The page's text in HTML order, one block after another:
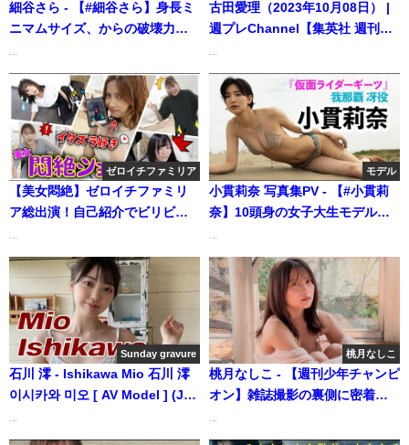
細谷さら - 【#細谷さら】身長ミ
ニマムサイズ、からの破壊力。
存在感。』好評発売中！ Sara
Hosoya (Jun 02, 2026) | 週プレ
Channel【集英社 週刊プレイボ
ーイ公式】さんより
古田愛理（2023年10月08日） |
週プレChannel【集英社 週刊プ
ゼロイチファミリア
【美女悶絶】ゼロイチファミリ
ア総出演！自己紹介でビリビリ
さんより
モデル
小貫莉奈 写真集PV - 【#小貫莉
奈】10頭身の女子大生モデル、
Onuki（2023年10月20日） | 週
プレChannel【集英社 週刊プレ
イボーイ公式】さんより
Sunday gravure
石川 澪 - Ishikawa Mio 石川 澪
이시카와 미오 [ AV Model ] (Jan
より
...
桃月なしこ
桃月なしこ - 【週刊少年チャンピ
オン】雑誌撮影の裏側に密着！
のなんかやるちゃんねるさんよ
...